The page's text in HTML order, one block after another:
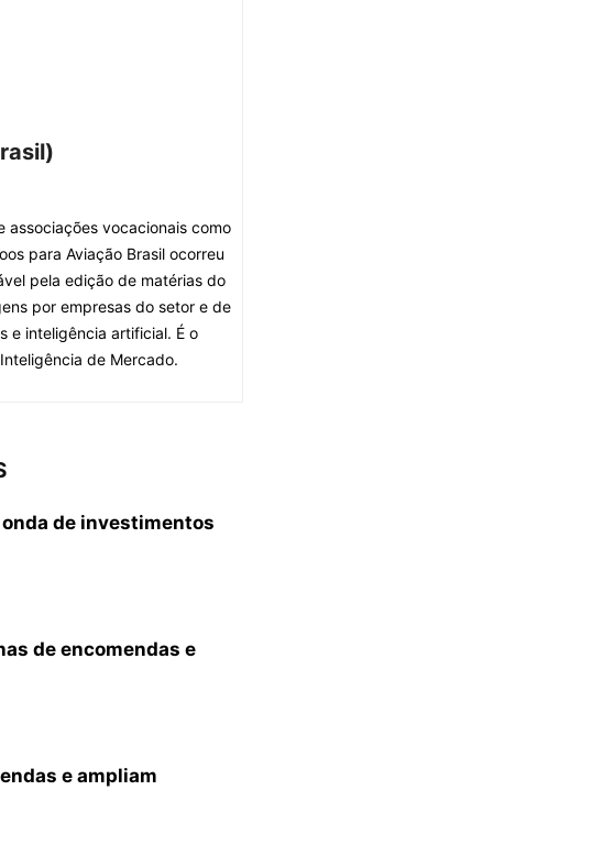
associações vocacionais como
para Aviação Brasil ocorreu
pela edição de matérias do
por empresas do setor e de
e inteligência artificial. É o
de Mercado.
de investimentos
de encomendas e
e ampliam